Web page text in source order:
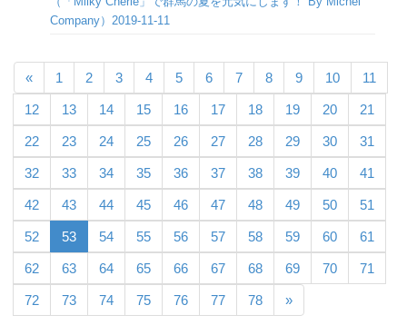
Company）2019-11-11
« 1 2 3 4 5 6 7 8 9 10 11
12 13 14 15 16 17 18 19 20 21
22 23 24 25 26 27 28 29 30 31
32 33 34 35 36 37 38 39 40 41
42 43 44 45 46 47 48 49 50 51
52 53 54 55 56 57 58 59 60 61
62 63 64 65 66 67 68 69 70 71
72 73 74 75 76 77 78 »